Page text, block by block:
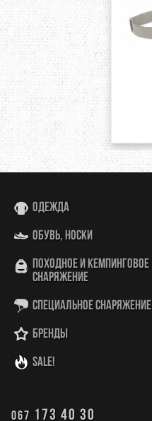
Одежда
Обувь, носки
Походное и кемпинговое
снаряжение
Специальное снаряжение
Бренды
SALE!
067 173 40 30